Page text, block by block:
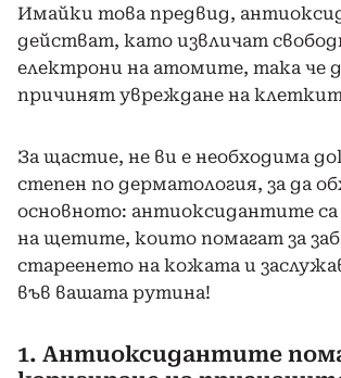
Имайки това предвид,
действат, като извличат
електрони на атомите, така че
причинят увреждане на
За щастие, не ви е необходима
степен по дерматология, за да
основното: антиоксидантите
на щетите, които помагат за
стареенето на кожата и
във вашата рутина!
1. Антиоксидантите